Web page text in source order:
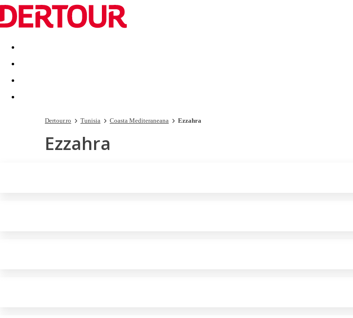
Destinatii Vacanta perfecta OFERTE DE NERATAT
Dertour.ro Tunisia Coasta Mediteraneana Ezzahra
Ezzahra